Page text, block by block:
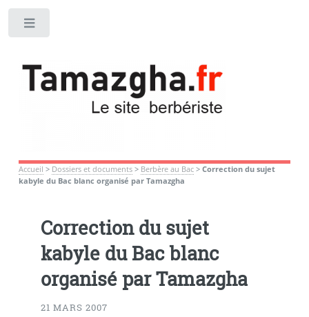
Accueil > Dossiers et documents> Berbère au Bac> Correction du sujet
kabyle du Bac blanc organisé par Tamazgha
Correction du sujet
kabyle du Bac blanc
organisé par Tamazgha
21 MARS 2007